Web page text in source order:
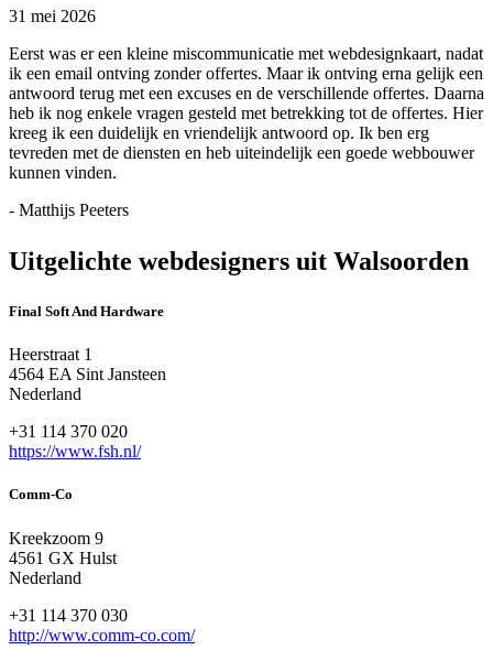
31 mei 2026
Eerst was er een kleine miscommunicatie met webdesignkaart, nadat
ik een email ontving zonder offertes. Maar ik ontving erna gelijk een
antwoord terug met een excuses en de verschillende offertes. Daarna
heb ik nog enkele vragen gesteld met betrekking tot de offertes. Hier
kreeg ik een duidelijk en vriendelijk antwoord op. Ik ben erg
tevreden met de diensten en heb uiteindelijk een goede webbouwer
kunnen vinden.
- Matthijs Peeters
Uitgelichte webdesigners uit Walsoorden
Final Soft And Hardware
Heerstraat 1
4564 EA Sint Jansteen
Nederland
+31 114 370 020
https://www.fsh.nl/
Comm-Co
Kreekzoom 9
4561 GX Hulst
Nederland
+31 114 370 030
http://www.comm-co.com/